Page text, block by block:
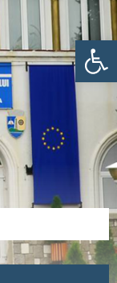
Deschide bara de unelte